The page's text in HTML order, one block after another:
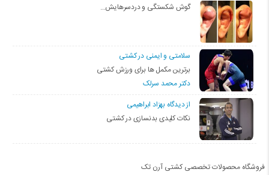
گوش شکستگی و دردسرهایش…
سلامتی و ایمنی در کشتی
برترین مکمل ها برای ورزش کشتی
دکتر محمد سرلک
از دیدگاه بهزاد ابراهیمی
نکات کلیدی بدنسازی در کشتی
فروشگاه محصولات تخصصی کشتی آرن تک